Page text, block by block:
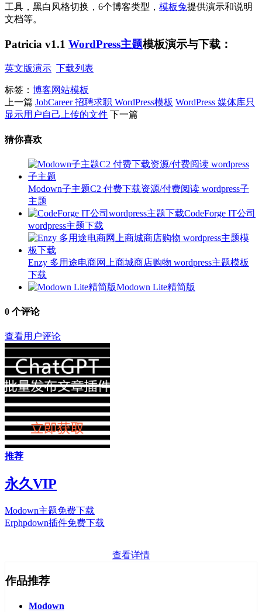
工具，黑白风格切换，6个博客类型， 模板兔提供演示和说明
文档等。
Patricia v1.1 WordPress主题模板演示与下载：
英文版演示 下载列表
标签： 博客网站模板
上一篇 JobCareer 招聘求职 WordPress模板 WordPress 媒体库只
显示用户自己上传的文件 下一篇
猜你喜欢
Modown子主题C2 付费下载资源/付费阅读 wordpress子
主题
CodeForge IT公司
wordpress主题下载
Enzy 多用途电商网上商城商店购物 wordpress主题模板
下载
Modown Lite精简版
0 个评论
查看用户评论
推荐
永久VIP
Modown主题免费下载
Erphpdown插件免费下载
查看详情
作品推荐
Modown